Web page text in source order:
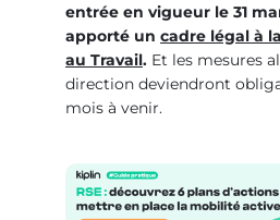
entrée en vigueur le 31
apporté un cadre légal à
au Travail. Et les mesures
direction deviendront
mois à venir.